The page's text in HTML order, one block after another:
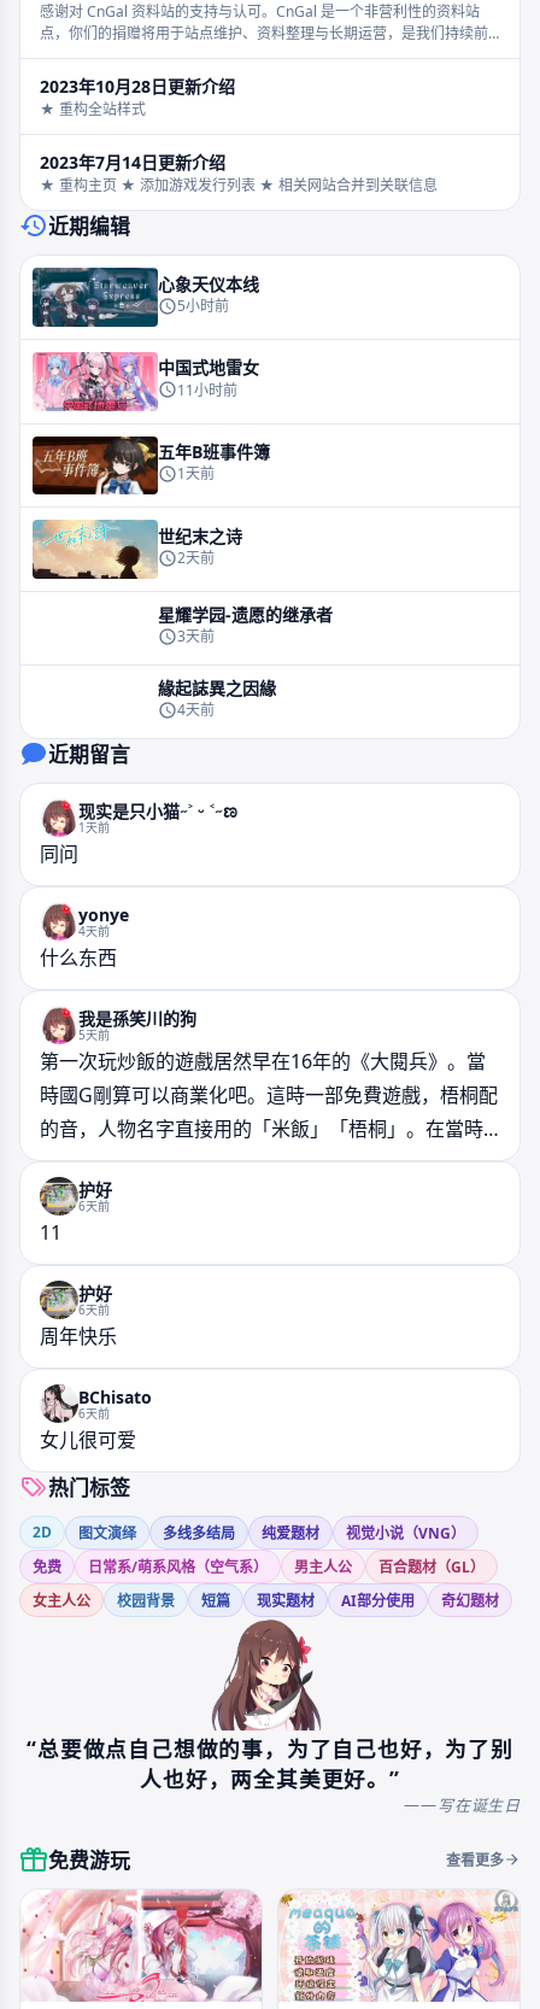
感谢对 CnGal 资料站的支持与认可。CnGal 是一个非营利性的资料站
点，你们的捐赠将用于站点维护、资料整理与长期运营，是我们持续前
进的重要动力。
2023年10月28日更新介绍
★ 重构全站样式
2023年7月14日更新介绍
★ 重构主页 ★ 添加游戏发行列表 ★ 相关网站合并到关联信息
近期编辑
心象天仪本线
5小时前
中国式地雷女
11小时前
五年B班事件簿
1天前
世纪末之诗
2天前
星耀学园-遗愿的继承者
3天前
緣起誌異之因緣
4天前
近期留言
现实是只小猫˶˃ ᵕ ˂˶ಣ
1天前
同问
yonye
4天前
什么东西
我是孫笑川的狗
5天前
第一次玩炒飯的遊戲居然早在16年的《大閱兵》。當
時國G剛算可以商業化吧。這時一部免費遊戲，梧桐配
的音，人物名字直接用的「米飯」「梧桐」。在當時
對他們都是一種宣傳了。這部作品我是真喜歡，結尾
男主接受謊言時那種分裂真的絕！原來黑白失色的畫
面並不是現實中的濾鏡，而是米飯心中的濾鏡，當他
接受了這一切，主動放棄思考時濾鏡就會消失。在我
心裡這是炒飯最敢表達自己的作品了！現在原下載連
結都失效了，但B站還保留著一個實況視頻。
护好
6天前
11
护好
6天前
周年快乐
BChisato
6天前
女儿很可爱
热门标签
2D 图文演绎 多线多结局 纯爱题材
视觉小说（VNG）
免费
日常系/萌系风格（空气系） 男主人公
百合题材（GL）
女主人公
校园背景 短篇 现实题材 AI部分使用 奇幻题材
“总要做点自己想做的事，为了自己也好，为了别
人也好，两全其美更好。”
——写在诞生日
免费游玩 查看更多